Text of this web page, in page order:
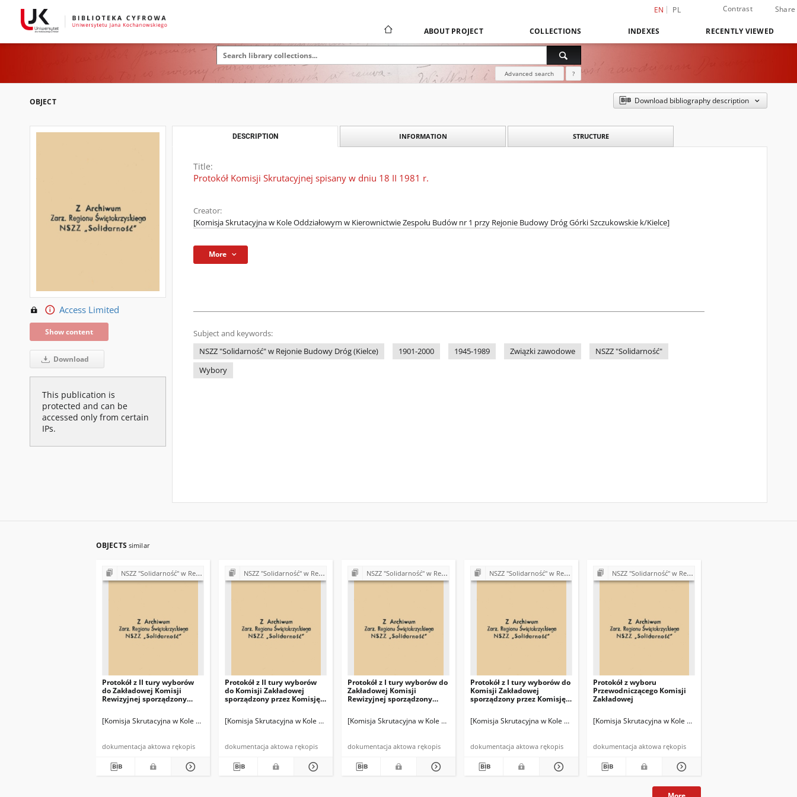
EN PL Contrast Share
ABOUT PROJECT COLLECTIONS INDEXES RECENTLY VIEWED
Advanced search ?
OBJECT Download bibliography description
Access Limited
Show content
Download
This publication is
protected and can be
accessed only from certain
IPs.
DESCRIPTION INFORMATION STRUCTURE
Title:
Protokół Komisji Skrutacyjnej spisany w dniu 18 II 1981 r.
Creator:
[Komisja Skrutacyjna w Kole Oddziałowym w Kierownictwie Zespołu Budów nr 1 przy Rejonie Budowy Dróg Górki Szczukowskie k/Kielce]
More
Subject and keywords:
NSZZ "Solidarność" w Rejonie Budowy Dróg (Kielce)
1901-2000 1945-1989 Związki zawodowe
NSZZ "Solidarność"
Wybory
OBJECTS similar
NSZZ "Solidarność" w Rejonie Budowy Dróg w Kielcach (Komisje Oddziałowe, wybory, sprawy pracownicze)
Protokół z II tury wyborów
do Zakładowej Komisji
Rewizyjnej sporządzony
[Komisja Skrutacyjna w Kole Oddziałowym w Kierownictwie Zespołu Budów nr 1 przy Rejonie Budowy Dróg Górki Szczukowskie k/Kielce]
dokumentacja aktowa rękopis
NSZZ "Solidarność" w Rejonie Budowy Dróg w Kielcach (Komisje Oddziałowe, wybory, sprawy pracownicze)
Protokół z II tury wyborów
do Komisji Zakładowej
sporządzony przez Komisję
[Komisja Skrutacyjna w Kole Oddziałowym w Kierownictwie Zespołu Budów nr 1 przy Rejonie Budowy Dróg Górki Szczukowskie k/Kielce]
dokumentacja aktowa rękopis
NSZZ "Solidarność" w Rejonie Budowy Dróg w Kielcach (Komisje Oddziałowe, wybory, sprawy pracownicze)
Protokół z I tury wyborów do
Zakładowej Komisji
Rewizyjnej sporządzony
[Komisja Skrutacyjna w Kole Oddziałowym w Kierownictwie Zespołu Budów nr 1 przy Rejonie Budowy Dróg Górki Szczukowskie k/Kielce]
dokumentacja aktowa rękopis
NSZZ "Solidarność" w Rejonie Budowy Dróg w Kielcach (Komisje Oddziałowe, wybory, sprawy pracownicze)
Protokół z I tury wyborów do
Komisji Zakładowej
sporządzony przez Komisję
[Komisja Skrutacyjna w Kole Oddziałowym w Kierownictwie Zespołu Budów nr 1 przy Rejonie
dokumentacja aktowa rękopis
NSZZ "Solidarność" w Rejonie Budowy Dróg w Kielcach (Komisje Oddziałowe, wybory, sprawy pracownicze)
Protokół z wyboru
Przewodniczącego Komisji
Zakładowej
[Komisja Skrutacyjna w Kole Oddziałowym w Kierownictwie
dokumentacja aktowa rękopis